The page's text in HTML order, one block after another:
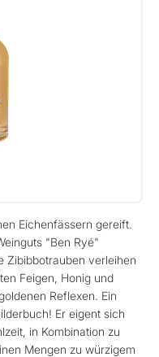
Eichenfässern gereift.
"Ben Ryé"
Zibibbotrauben verleihen
Feigen, Honig und
Reflexen. Ein
Er eigent sich
in Kombination zu
Mengen zu würzigem